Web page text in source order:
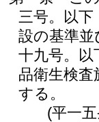
三号。以下
設の基準並
十九号。以
品衛生検
する。
(平一